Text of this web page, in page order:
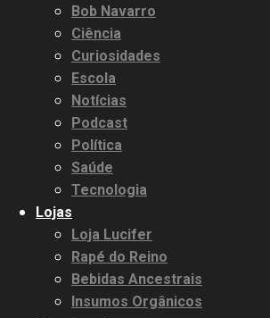
Bob Navarro
Ciência
Curiosidades
Escola
Notícias
Podcast
Política
Saúde
Tecnologia
Lojas
Loja Lucifer
Rapé do Reino
Bebidas Ancestrais
Insumos Orgânicos